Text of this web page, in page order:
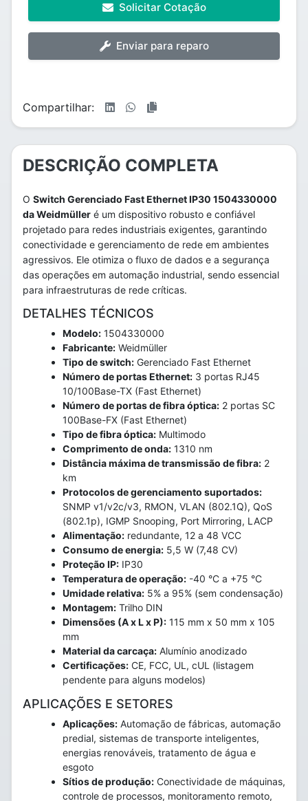
Solicitar Cotação
Enviar para reparo
Compartilhar:
DESCRIÇÃO COMPLETA
O Switch Gerenciado Fast Ethernet IP30 1504330000
da Weidmüller é um dispositivo robusto e confiável
projetado para redes industriais exigentes, garantindo
conectividade e gerenciamento de rede em ambientes
agressivos. Ele otimiza o fluxo de dados e a segurança
das operações em automação industrial, sendo essencial
para infraestruturas de rede críticas.
DETALHES TÉCNICOS
Modelo: 1504330000
Fabricante: Weidmüller
Tipo de switch: Gerenciado Fast Ethernet
Número de portas Ethernet: 3 portas RJ45
10/100Base-TX (Fast Ethernet)
Número de portas de fibra óptica: 2 portas SC
100Base-FX (Fast Ethernet)
Tipo de fibra óptica: Multimodo
Comprimento de onda: 1310 nm
Distância máxima de transmissão de fibra: 2
km
Protocolos de gerenciamento suportados:
SNMP v1/v2c/v3, RMON, VLAN (802.1Q), QoS
(802.1p), IGMP Snooping, Port Mirroring, LACP
Alimentação: redundante, 12 a 48 VCC
Consumo de energia: 5,5 W (7,48 CV)
Proteção IP: IP30
Temperatura de operação: -40 °C a +75 °C
Umidade relativa: 5% a 95% (sem condensação)
Montagem: Trilho DIN
Dimensões (A x L x P): 115 mm x 50 mm x 105
mm
Material da carcaça: Alumínio anodizado
Certificações: CE, FCC, UL, cUL (listagem
pendente para alguns modelos)
APLICAÇÕES E SETORES
Aplicações: Automação de fábricas, automação
predial, sistemas de transporte inteligentes,
energias renováveis, tratamento de água e
esgoto
Sítios de produção: Conectividade de máquinas,
controle de processos, monitoramento remoto,